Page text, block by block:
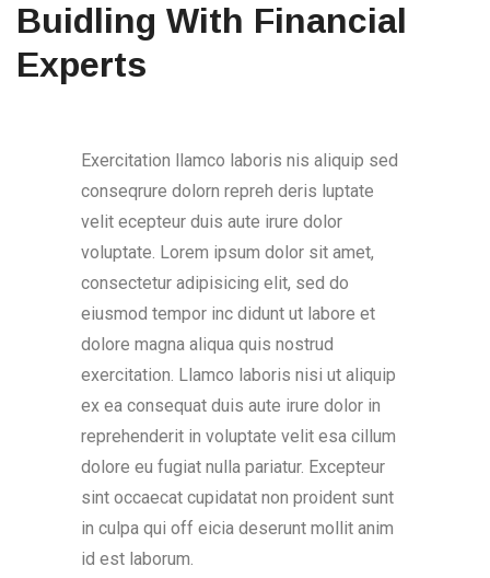
Buidling With Financial
Experts
Exercitation llamco laboris nis aliquip sed
conseqrure dolorn repreh deris luptate
velit ecepteur duis aute irure dolor
voluptate. Lorem ipsum dolor sit amet,
consectetur adipisicing elit, sed do
eiusmod tempor inc didunt ut labore et
dolore magna aliqua quis nostrud
exercitation. Llamco laboris nisi ut aliquip
ex ea consequat duis aute irure dolor in
reprehenderit in voluptate velit esa cillum
dolore eu fugiat nulla pariatur. Excepteur
sint occaecat cupidatat non proident sunt
in culpa qui off eicia deserunt mollit anim
id est laborum.